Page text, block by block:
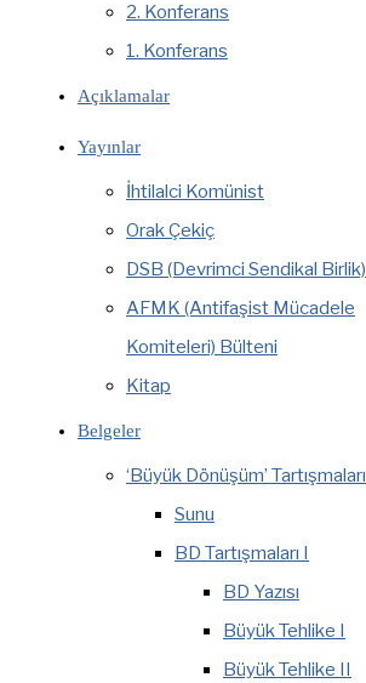
2. Konferans
1. Konferans
Açıklamalar
Yayınlar
İhtilalci Komünist
Orak Çekiç
DSB (Devrimci Sendikal Birlik)
AFMK (Antifaşist Mücadele
Komiteleri) Bülteni
Kitap
Belgeler
‘Büyük Dönüşüm’ Tartışmaları
Sunu
BD Tartışmaları I
BD Yazısı
Büyük Tehlike I
Büyük Tehlike II